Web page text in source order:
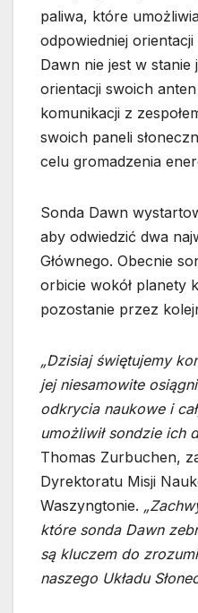
paliwa, które
odpowiedniej
Dawn nie jest w
orientacji swoich
komunikacji z
swoich paneli
celu gromadzenia
Sonda Dawn
aby odwiedzić dwa
Głównego. Obecnie
orbicie wokół planety
pozostanie przez
„Dzisiaj świętujemy
jej niesamowite
odkrycia naukowe i
umożliwił sondzie ich
Thomas Zurbuchen,
Dyrektoratu Misji
Waszyngtonie.
które sonda Dawn
są kluczem do
naszego Układu